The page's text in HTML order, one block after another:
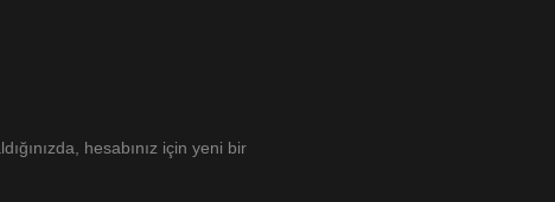
hesabınız için yeni bir